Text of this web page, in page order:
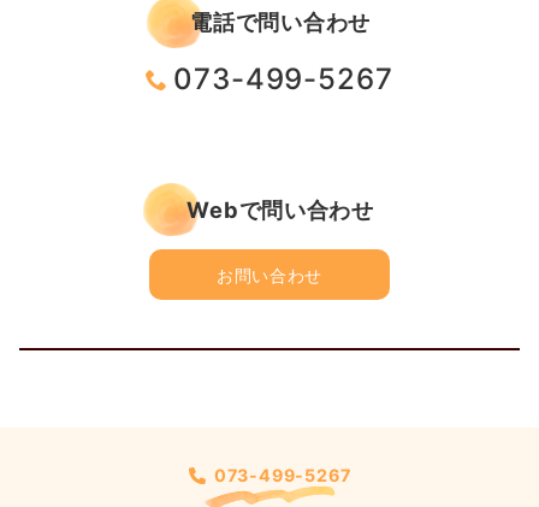
電話で問い合わせ
073-499-5267
Webで問い合わせ
お問い合わせ
073-499-5267